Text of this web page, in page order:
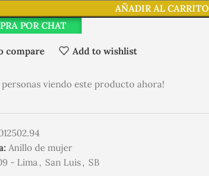
AÑADIR AL CARRITO
POR CHAT
compare Add to wishlist
personas viendo este producto ahora!
Anillo de mujer
- Lima, San Luis, SB